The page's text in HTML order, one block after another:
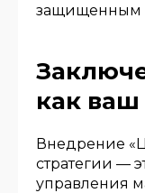
защищенным
как ваш
Внедрение
стратегии —
управления